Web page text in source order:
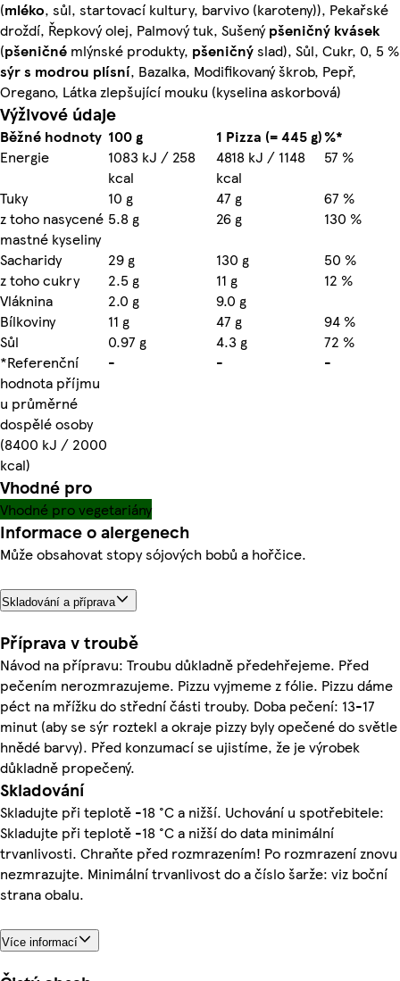
(mléko, sůl, startovací kultury, barvivo (karoteny)), Pekařské
droždí, Řepkový olej, Palmový tuk, Sušenýpšeničný kvásek
(pšeničné mlýnské produkty, pšeničnýslad), Sůl, Cukr, 0, 5 %
sýrs modrou plísní, Bazalka, Modifikovaný škrob, Pepř,
Oregano, Látka zlepšující mouku (kyselina askorbová)
Výživové údaje
Běžné hodnoty 100 g 1 Pizza (= 445 g)%*
Energie
1083 kJ / 258
kcal
4818 kJ / 1148
kcal
57 %
Tuky
10 g 47 g
67 %
z toho nasycené
mastné kyseliny
5.8 g 26 g
130 %
Sacharidy
29 g 130 g
50 %
z toho cukry
2.5 g 11 g
12 %
Vláknina
2.0 g
9.0 g
Bílkoviny
11 g 47 g
94 %
Sůl
0.97 g 4.3 g
72 %
*Referenční
hodnota příjmu
u průměrné
dospělé osoby
(8400 kJ / 2000
kcal)
- - -
Vhodné pro
Vhodné pro vegetariány
Informace o alergenech
Může obsahovat stopy sójových bobů a hořčice.
Skladování a příprava
Příprava v troubě
Návod na přípravu: Troubu důkladně předehřejeme. Před
pečením nerozmrazujeme. Pizzu vyjmeme z fólie. Pizzu dáme
péct na mřížku do střední části trouby. Doba pečení: 13-17
minut (aby se sýr roztekl a okraje pizzy byly opečené do světle
hnědé barvy). Před konzumací se ujistíme, že je výrobek
důkladně propečený.
Skladování
Skladujte při teplotě -18 °C a nižší. Uchování u spotřebitele:
Skladujte při teplotě -18 °C a nižší do data minimální
trvanlivosti. Chraňte před rozmrazením! Po rozmrazení znovu
nezmrazujte. Minimální trvanlivost do a číslo šarže: viz boční
strana obalu.
Více informací